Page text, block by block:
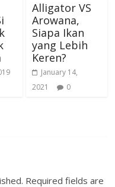
Alligator VS
Arowana,
Siapa Ikan
yang Lebih
Keren?
January 14,
2021
0
Required fields are